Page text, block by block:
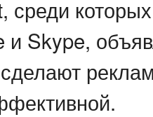
среди
и Skype,